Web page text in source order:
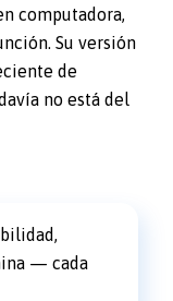
computadora,
Su versión
de
no está del
— cada